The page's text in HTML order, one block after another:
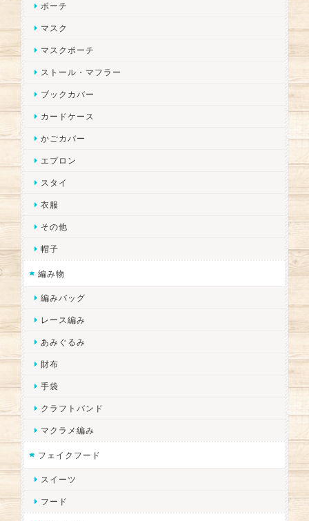
ポーチ
マスク
マスクポーチ
ストール・マフラー
ブックカバー
カードケース
かごカバー
エプロン
スタイ
衣服
その他
帽子
編み物
編みバッグ
レース編み
あみぐるみ
財布
手袋
クラフトバンド
マクラメ編み
フェイクフード
スイーツ
フード